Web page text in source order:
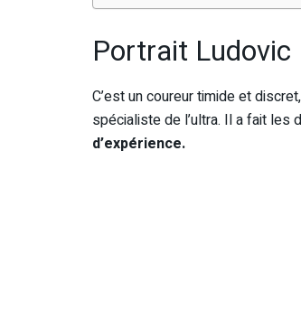
Portrait
C’est un coureur timide et
spécialiste de l’ultra. Il a fait les
d’expérience.